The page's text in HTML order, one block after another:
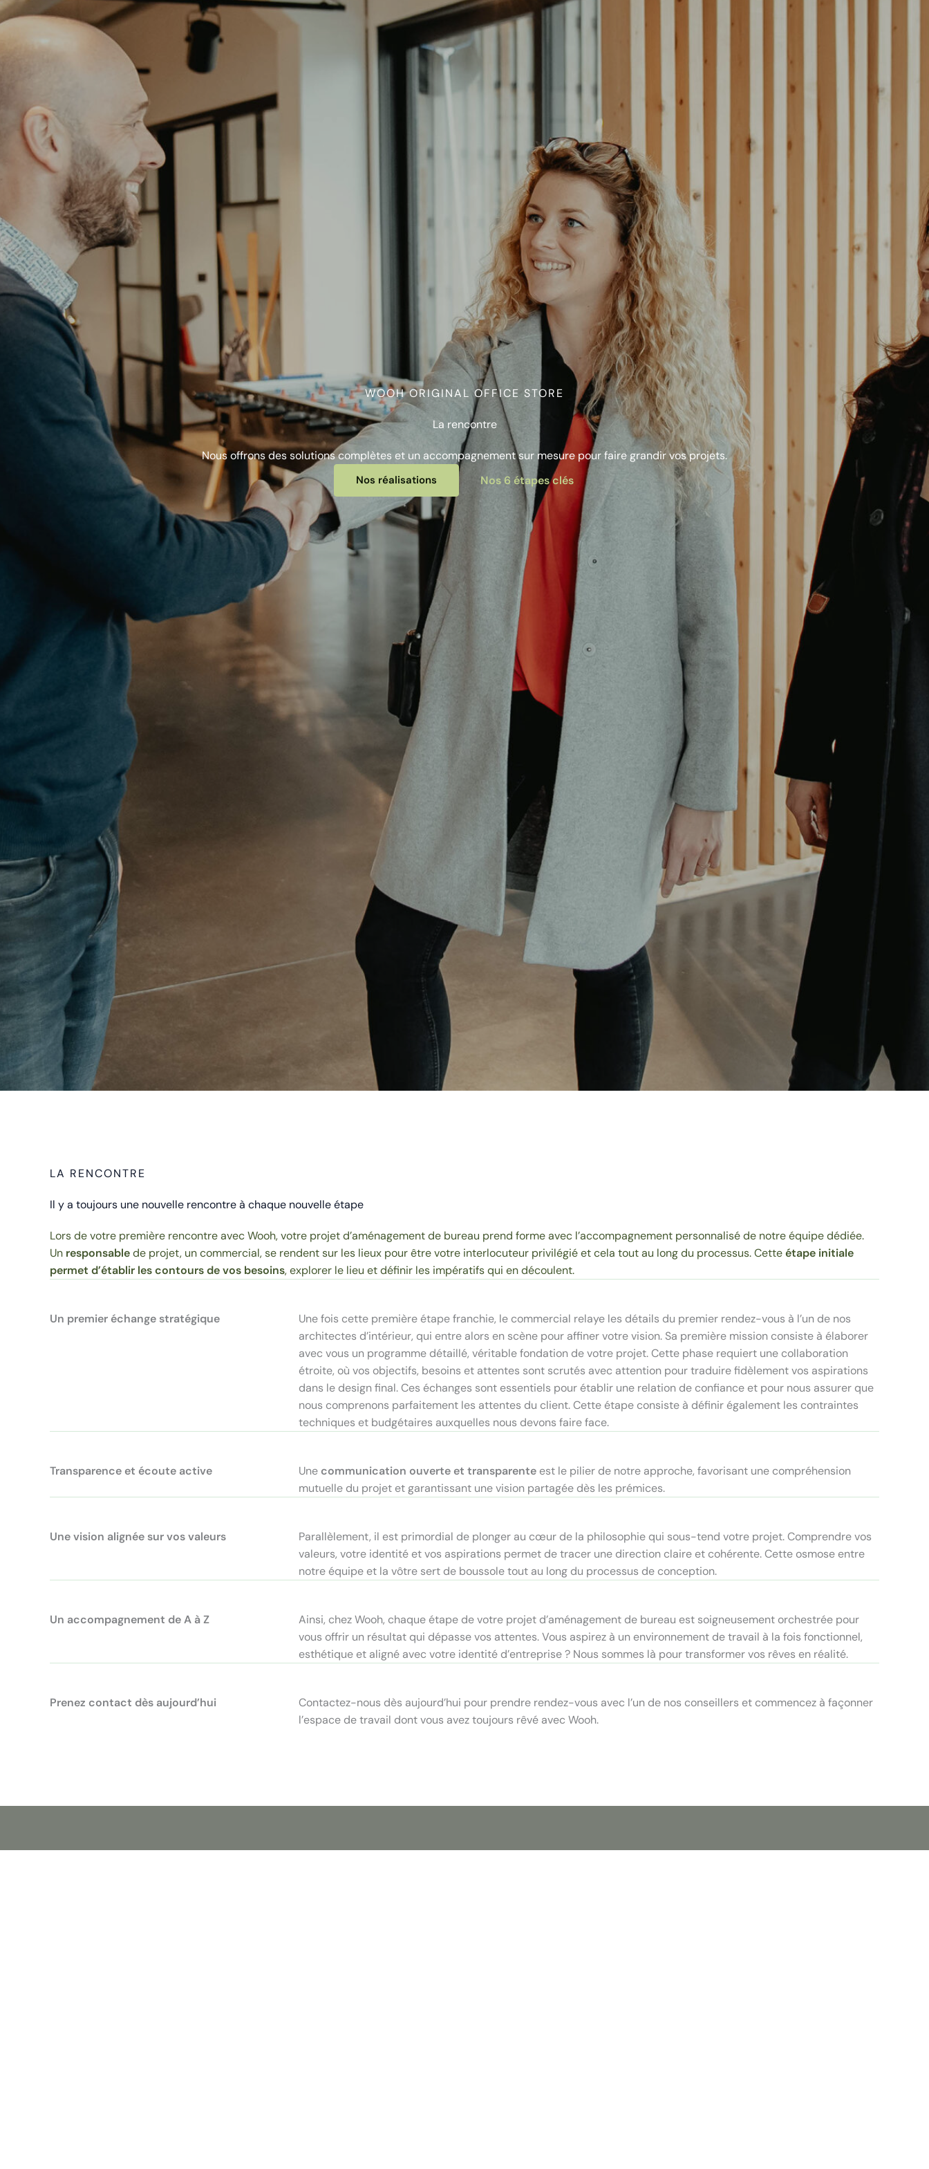
WOOH ORIGINAL OFFICE STORE
La rencontre
Nous offrons des solutions complètes et un accompagnement sur mesure pour faire grandir vos projets.
Nos réalisations Nos 6 étapes clés
LA RENCONTRE
Il y a toujours une nouvelle rencontre à chaque nouvelle étape
Lors de votre première rencontre avec Wooh, votre projet d’aménagement de bureau prend forme avec l’accompagnement personnalisé de notre équipe dédiée.
Un responsablede projet, un commercial, se rendent sur les lieux pour être votre interlocuteur privilégié et cela tout au long du processus. Cetteétape initiale
permet d’établir les contours de vos besoins, explorer le lieu et définir les impératifs qui en découlent.
Un premier échange stratégique
Une fois cette première étape franchie, le commercial relaye les détails du premier rendez-vous à l’un de nos
architectes d’intérieur, qui entre alors en scène pour affiner votre vision. Sa première mission consiste à élaborer
avec vous un programme détaillé, véritable fondation de votre projet. Cette phase requiert une collaboration
étroite, où vos objectifs, besoins et attentes sont scrutés avec attention pour traduire fidèlement vos aspirations
dans le design final. Ces échanges sont essentiels pour établir une relation de confiance et pour nous assurer que
nous comprenons parfaitement les attentes du client. Cette étape consiste à définir également les contraintes
techniques et budgétaires auxquelles nous devons faire face.
Transparence et écoute active Une communication ouverte et transparente est le pilier de notre approche, favorisant une compréhension
mutuelle du projet et garantissant une vision partagée dès les prémices.
Une vision alignée sur vos valeurs
Parallèlement, il est primordial de plonger au cœur de la philosophie qui sous-tend votre projet. Comprendre vos
valeurs, votre identité et vos aspirations permet de tracer une direction claire et cohérente. Cette osmose entre
notre équipe et la vôtre sert de boussole tout au long du processus de conception.
Un accompagnement de A à Z
Ainsi, chez Wooh, chaque étape de votre projet d’aménagement de bureau est soigneusement orchestrée pour
vous offrir un résultat qui dépasse vos attentes. Vous aspirez à un environnement de travail à la fois fonctionnel,
esthétique et aligné avec votre identité d’entreprise ? Nous sommes là pour transformer vos rêves en réalité.
Prenez contact dès aujourd’hui
Contactez-nous dès aujourd’hui pour prendre rendez-vous avec l’un de nos conseillers et commencez à façonner
l’espace de travail dont vous avez toujours rêvé avec Wooh.